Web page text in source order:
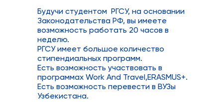
Будучи студентом РГСУ, на основании
Законодательства РФ, вы имеете
возможность работать 20 часов в
неделю.
РГСУ имеет большое количество
стипендиальных программ.
Есть возможность участвовать в
программах Work And Travel,ERASMUS+.
Есть возможность перевести в ВУЗы
Узбекистана.